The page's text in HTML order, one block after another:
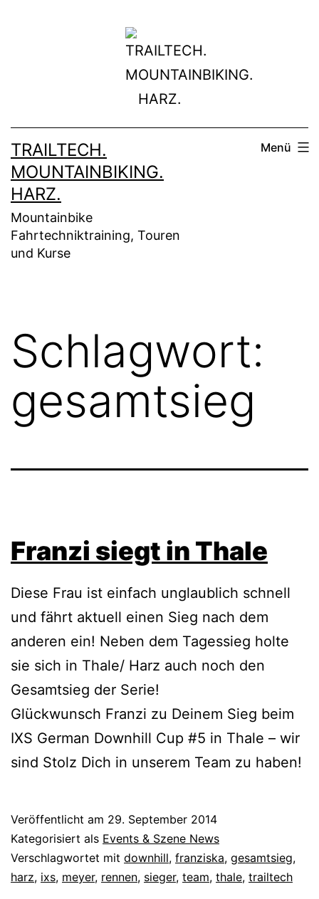
TRAILTECH.
MOUNTAINBIKING.
HARZ.
Mountainbike
Fahrtechniktraining, Touren
und Kurse
Menü
Schlagwort:
gesamtsieg
Franzi siegt in Thale
Diese Frau ist einfach unglaublich schnell
und fährt aktuell einen Sieg nach dem
anderen ein! Neben dem Tagessieg holte
sie sich in Thale/ Harz auch noch den
Gesamtsieg der Serie!
Glückwunsch Franzi zu Deinem Sieg beim
IXS German Downhill Cup #5 in Thale – wir
sind Stolz Dich in unserem Team zu haben!
Veröffentlicht am 29. September 2014
Kategorisiert als Events & Szene News
Verschlagwortet mit downhill, franziska, gesamtsieg,
harz, ixs, meyer, rennen, sieger, team, thale, trailtech